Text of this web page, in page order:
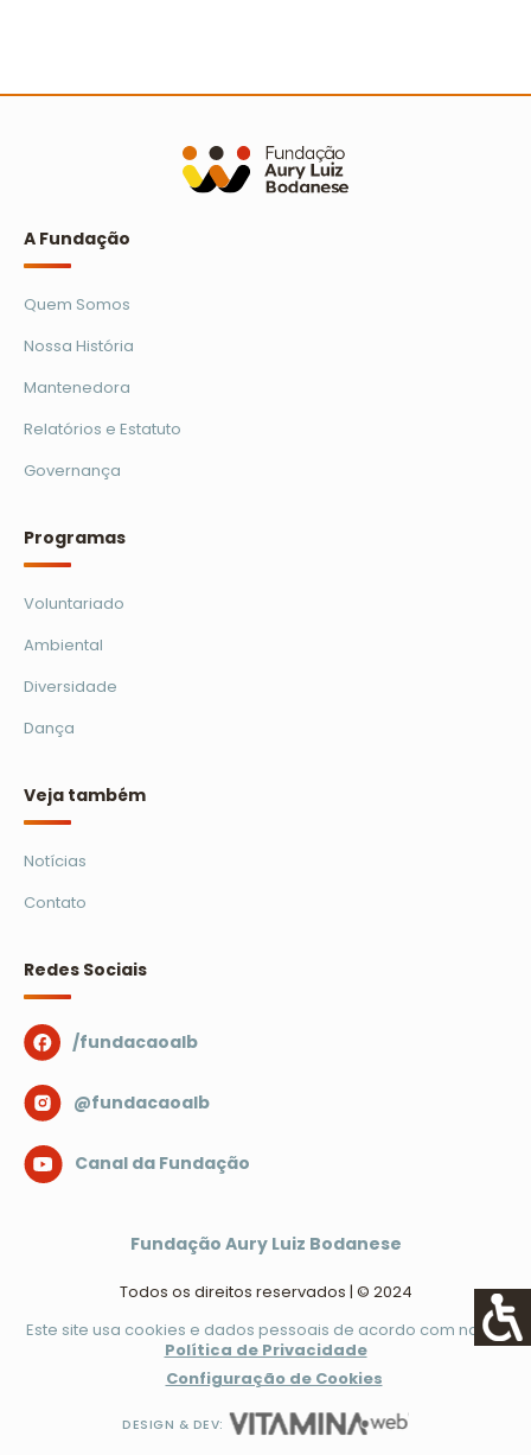
Avaliação dos relatórios socioambientais do
Ler mais
A Fundação
Quem Somos
Nossa História
Mantenedora
Relatórios e Estatuto
Governança
Programas
Voluntariado
Ambiental
Diversidade
Dança
Veja também
Notícias
Contato
Redes Sociais
/fundacaoalb
@fundacaoalb
Canal da Fundação
Fundação Aury Luiz Bodanese
Todos os direitos reservados | © 2024
Este site usa cookies e dados pessoais de acordo com nossa
Política de Privacidade
Configuração de Cookies
DESIGN & DEV: